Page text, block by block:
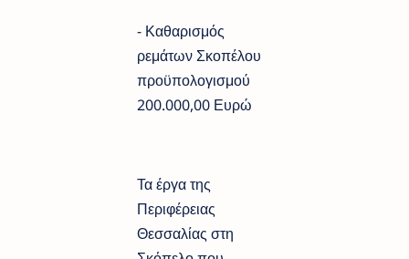
- Καθαρισμός
ρεμάτων Σκοπέλου
προϋπολογισμού
200.000,00 Ευρώ
Τα έργα της
Περιφέρειας
Θεσσαλίας στη